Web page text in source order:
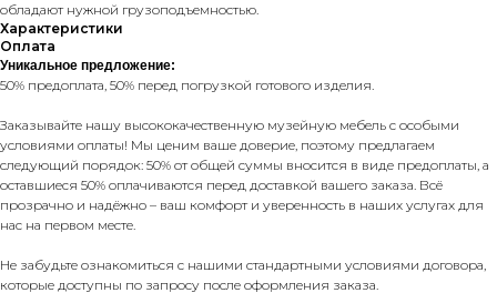
обладают нужной грузоподъемностью.
Характеристики
Оплата
Уникальное предложение:
50% предоплата, 50% перед погрузкой готового изделия.
Заказывайте нашу высококачественную музейную мебель с особыми
условиями оплаты! Мы ценим ваше доверие, поэтому предлагаем
следующий порядок: 50% от общей суммы вносится в виде предоплаты, а
оставшиеся 50% оплачиваются перед доставкой вашего заказа. Всё
прозрачно и надёжно – ваш комфорт и уверенность в наших услугах для
нас на первом месте.
Не забудьте ознакомиться с нашими стандартными условиями договора,
которые доступны по запросу после оформления заказа.